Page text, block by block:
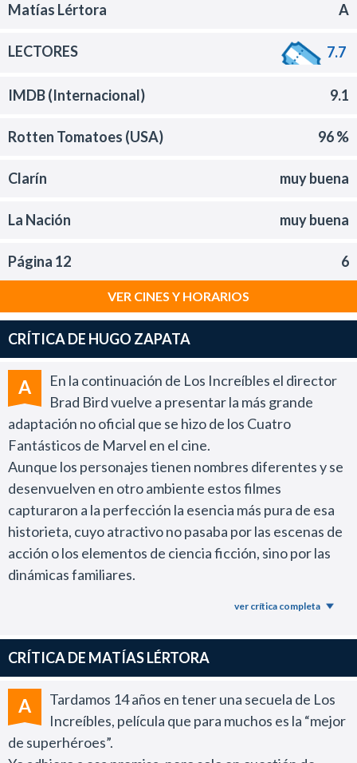
Matías Lértora A
LECTORES 7.7
IMDB (Internacional) 9.1
Rotten Tomatoes (USA) 96 %
Clarín muy buena
La Nación muy buena
Página 12 6
VER CINES Y HORARIOS
CRÍTICA DE HUGO ZAPATA
A
En la continuación de Los Increíbles el director
Brad Bird vuelve a presentar la más grande
adaptación no oficial que se hizo de los Cuatro
Fantásticos de Marvel en el cine.
Aunque los personajes tienen nombres diferentes y se
desenvuelven en otro ambiente estos filmes
capturaron a la perfección la esencia más pura de esa
historieta, cuyo atractivo no pasaba por las escenas de
acción o los elementos de ciencia ficción, sino por las
dinámicas familiares.
tiene reparos en homenajear a los 4F con referencias
directas a la creación de Stan Lee.
Sobresale en ese sentido la espectacular secuencia de
acción inicial, que evoca la primera aventura del grupo
de 1961 contra el Hombre Topo (que acá aparece con
otro nombre) y luego hay una sátira brillante a las
ver crítica completa
CRÍTICA DE MATÍAS LÉRTORA
A
Tardamos 14 años en tener una secuela de Los
Increíbles, película que para muchos es la “mejor
de superhéroes”.